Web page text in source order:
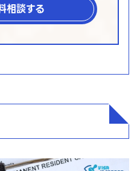
相談する